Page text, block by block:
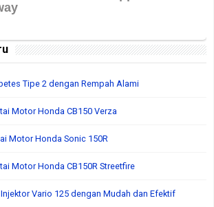
Tipe 2 dengan Rempah Alami
Motor Honda CB150 Verza
Motor Honda Sonic 150R
Motor Honda CB150R Streetfire
Vario 125 dengan Mudah dan Efektif